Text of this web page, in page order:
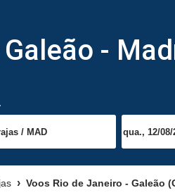
-
Voos Rio de Janeiro - Galeão